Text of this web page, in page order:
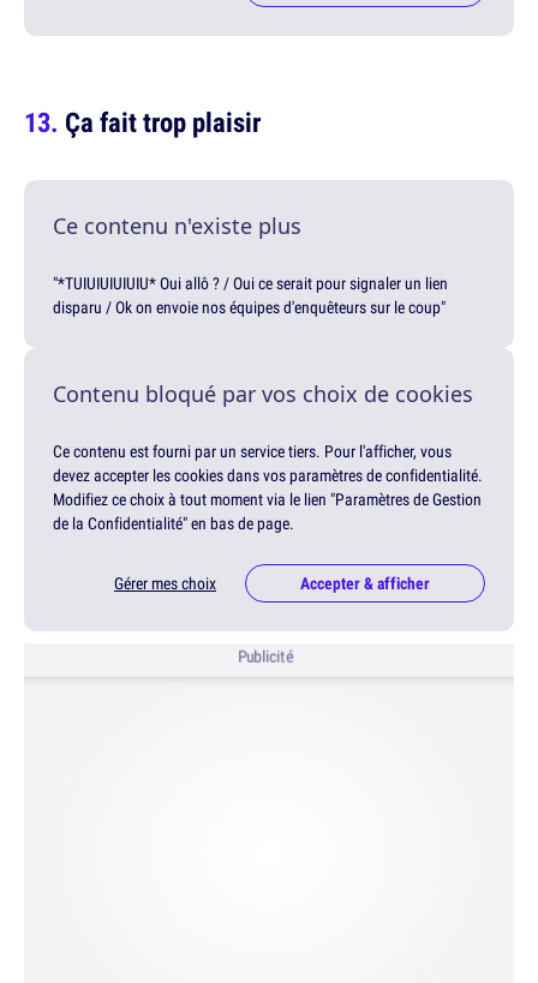
Ça fait trop plaisir
Ce contenu n'existe plus
"*TUIUIUIUIUIU* Oui allô ? / Oui ce serait pour signaler un lien
disparu / Ok on envoie nos équipes d'enquêteurs sur le coup"
Contenu bloqué par vos choix de cookies
Ce contenu est fourni par un service tiers. Pour l'afficher, vous
devez accepter les cookies dans vos paramètres de confidentialité.
Modifiez ce choix à tout moment via le lien "Paramètres de Gestion
de la Confidentialité" en bas de page.
Gérer mes choix Accepter & afficher
Publicité